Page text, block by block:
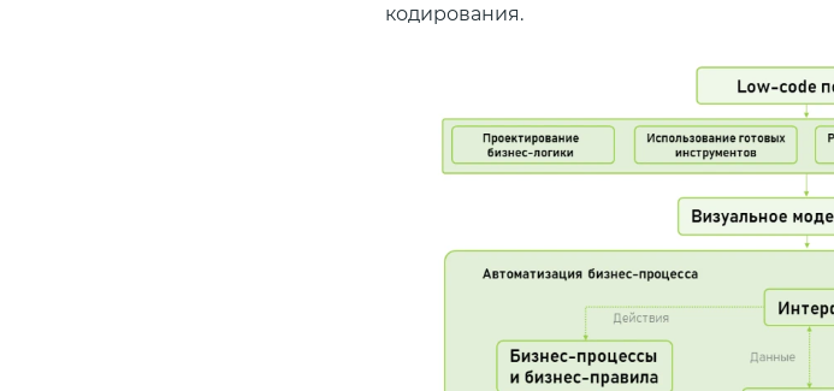
кодирования.